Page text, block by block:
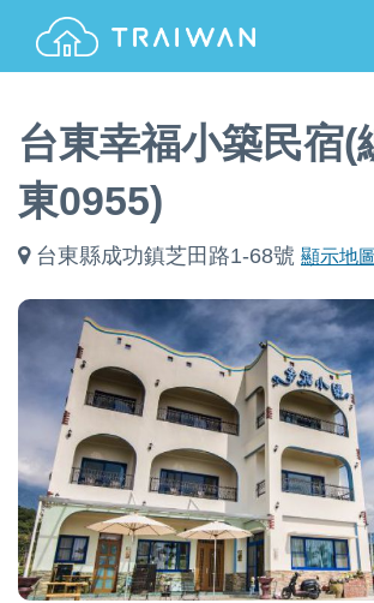
台東幸福小築民宿(
東0955)
台東縣成功鎮芝田路1-68號 顯示地圖